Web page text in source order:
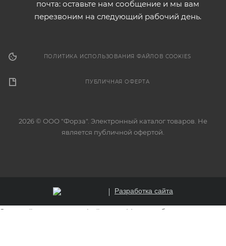
почта: оставьте нам сообщение и мы вам
перезвоним на следующий рабочий день.
ПОЛИТИКА ИСПОЛЬЗОВАНИЯ ФАЙЛОВ COOKIES
ПУБЛИЧНАЯ ОФЕРТА
2026 © ООО "Форза". Электронный каталог товаров. Не
является публичной офертой.
Разработка сайта
Этот сайт использует файлы cookie для обеспечения